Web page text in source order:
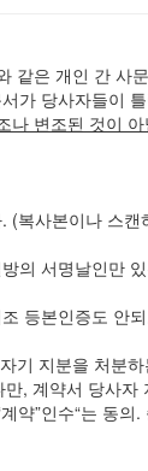
같은 개인 간 사
가 당사자들이
나 변조된 것이
(복사본이나 스캔
의 서명날인만
등본인증도 안
기 지분을 처분
, 계약서 당사자
약”인수“는 동